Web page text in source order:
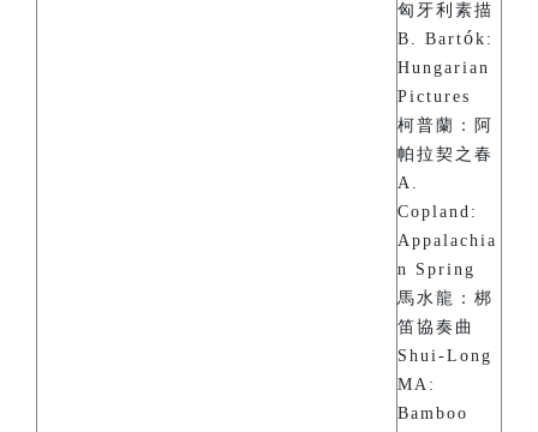
匈牙利素描
B. Bartók:
Hungarian
Pictures
柯普蘭：阿
帕拉契之春
A.
Copland:
Appalachia
n Spring
馬水龍：梆
笛協奏曲
Shui-Long
MA:
Bamboo